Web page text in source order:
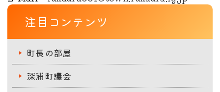
注目コンテンツ
町長の部屋
深浦町議会